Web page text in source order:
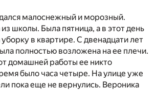
малоснежный и морозный.
школы. Была пятница, а в этот день
уборку в квартире. С двенадцати лет
полностью возложена на ее плечи.
домашней работы ее никто
было часа четыре. На улице уже
пока еще не вернулись. Вероника